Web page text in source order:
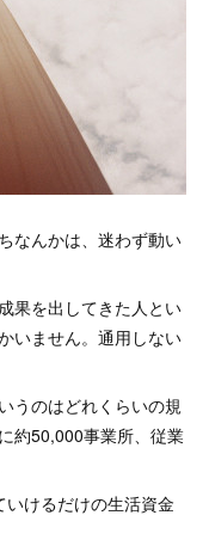
なんかは、迷わず動い
果を出してきた人とい
いません。通用しない
うのはどれくらいの規
約50,000事業所、従業
けるだけの生活資金